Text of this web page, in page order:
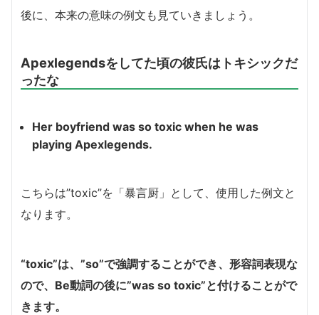
後に、本来の意味の例文も見ていきましょう。
Apexlegendsをしてた頃の彼氏はトキシックだ
ったな
Her boyfriend was so toxic when he was
playing Apexlegends.
こちらは”toxic”を「暴言厨」として、使用した例文と
なります。
“toxic”は、”so”で強調することができ、形容詞表現な
ので、Be動詞の後に”was so toxic”と付けることがで
きます。